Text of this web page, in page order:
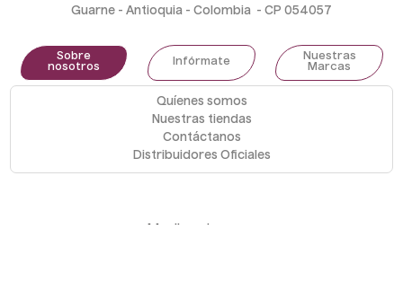
Guarne - Antioquia - Colombia  - CP 054057
Sobre
nosotros
Infórmate
Nuestras
Marcas
Quíenes somos
Nuestras tiendas
Contáctanos
Distribuidores Oficiales